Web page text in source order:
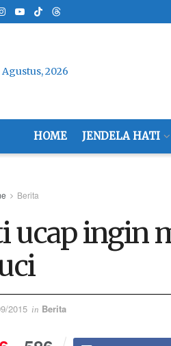
Agustus, 2026
HOME JENDELA HATI
Berita
ucap ingin
2015 in Berita